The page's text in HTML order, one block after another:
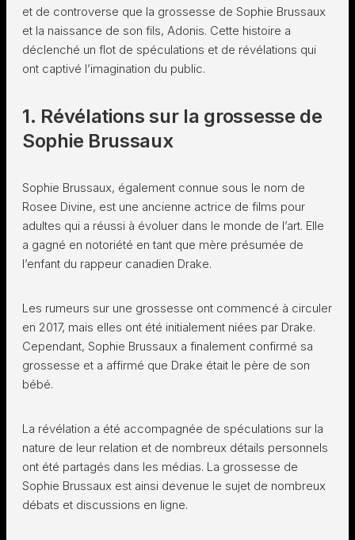
et de controverse que la grossesse de Sophie Brussaux
et la naissance de son fils, Adonis. Cette histoire a
déclenché un flot de spéculations et de révélations qui
ont captivé l’imagination du public.
1. Révélations sur la grossesse de
Sophie Brussaux
Sophie Brussaux, également connue sous le nom de
Rosee Divine, est une ancienne actrice de films pour
adultes qui a réussi à évoluer dans le monde de l’art. Elle
a gagné en notoriété en tant que mère présumée de
l’enfant du rappeur canadien Drake.
Les rumeurs sur une grossesse ont commencé à circuler
en 2017, mais elles ont été initialement niées par Drake.
Cependant, Sophie Brussaux a finalement confirmé sa
grossesse et a affirmé que Drake était le père de son
bébé.
La révélation a été accompagnée de spéculations sur la
nature de leur relation et de nombreux détails personnels
ont été partagés dans les médias. La grossesse de
Sophie Brussaux est ainsi devenue le sujet de nombreux
débats et discussions en ligne.